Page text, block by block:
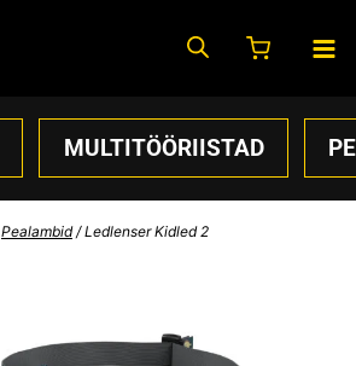
MULTITÖÖRIISTAD
Pealambid / Ledlenser Kidled 2